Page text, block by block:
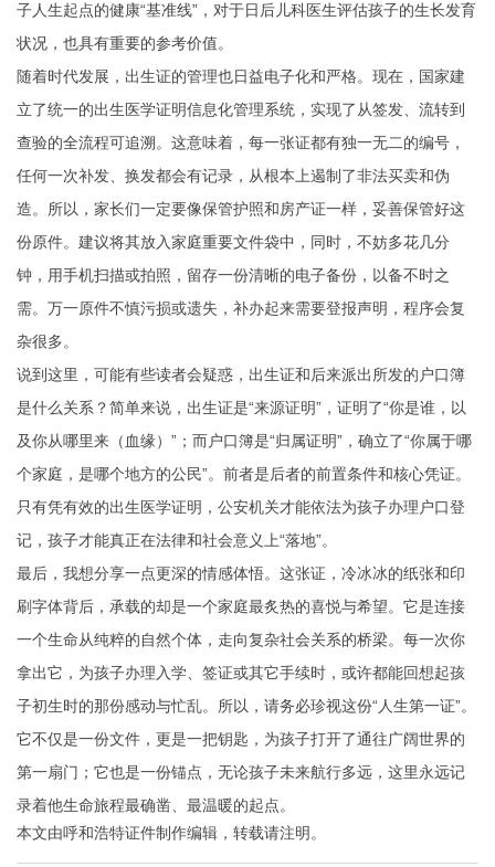
子人生起点的健康“基准线”，对于日后儿科医生评估孩子的生长发育
状况，也具有重要的参考价值。
随着时代发展，出生证的管理也日益电子化和严格。现在，国家建
立了统一的出生医学证明信息化管理系统，实现了从签发、流转到
查验的全流程可追溯。这意味着，每一张证都有独一无二的编号，
任何一次补发、换发都会有记录，从根本上遏制了非法买卖和伪
造。所以，家长们一定要像保管护照和房产证一样，妥善保管好这
份原件。建议将其放入家庭重要文件袋中，同时，不妨多花几分
钟，用手机扫描或拍照，留存一份清晰的电子备份，以备不时之
需。万一原件不慎污损或遗失，补办起来需要登报声明，程序会复
杂很多。
说到这里，可能有些读者会疑惑，出生证和后来派出所发的户口簿
是什么关系？简单来说，出生证是“来源证明”，证明了“你是谁，以
及你从哪里来（血缘）”；而户口簿是“归属证明”，确立了“你属于哪
个家庭，是哪个地方的公民”。前者是后者的前置条件和核心凭证。
只有凭有效的出生医学证明，公安机关才能依法为孩子办理户口登
记，孩子才能真正在法律和社会意义上“落地”。
最后，我想分享一点更深的情感体悟。这张证，冷冰冰的纸张和印
刷字体背后，承载的却是一个家庭最炙热的喜悦与希望。它是连接
一个生命从纯粹的自然个体，走向复杂社会关系的桥梁。每一次你
拿出它，为孩子办理入学、签证或其它手续时，或许都能回想起孩
子初生时的那份感动与忙乱。所以，请务必珍视这份“人生第一证”。
它不仅是一份文件，更是一把钥匙，为孩子打开了通往广阔世界的
第一扇门；它也是一份锚点，无论孩子未来航行多远，这里永远记
录着他生命旅程最确凿、最温暖的起点。
本文由呼和浩特证件制作编辑，转载请注明。